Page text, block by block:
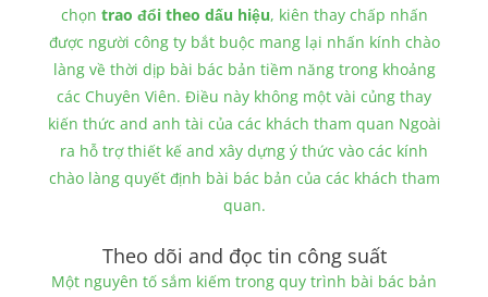
chọn trao đổi theo dấu hiệu, kiên thay chấp nhấn
được người công ty bắt buộc mang lại nhấn kính chào
làng về thời dịp bài bác bản tiềm năng trong khoảng
các Chuyên Viên. Điều này không một vài củng thay
kiến thức and anh tài của các khách tham quan Ngoài
ra hỗ trợ thiết kế and xây dựng ý thức vào các kính
chào làng quyết định bài bác bản của các khách tham
quan.
Theo dõi and đọc tin công suất
Một nguyên tố sắm kiếm trong quy trình bài bác bản